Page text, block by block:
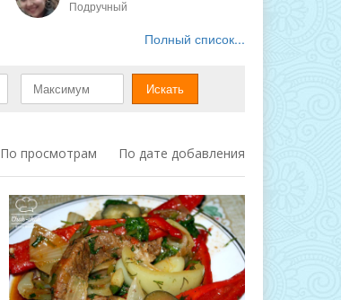
Подручный
Полный список...
По просмотрам По дате добавления